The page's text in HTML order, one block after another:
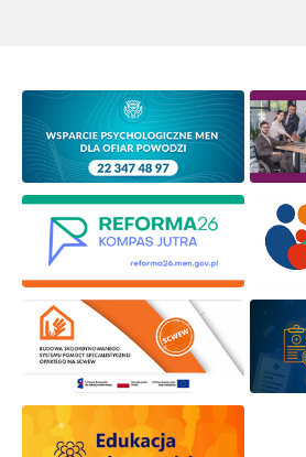
informacjami
o szkoleniach i programach.
Adres e-mail:
Wyrażam zgodę na przetwarzanie
osobowych przez ORE w celach
Zapisuję się